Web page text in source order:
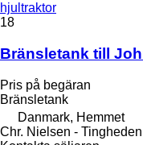
hjultraktor
18
Bränsletank till
Pris på begäran
Bränsletank
Danmark, Hemmet
Chr. Nielsen -